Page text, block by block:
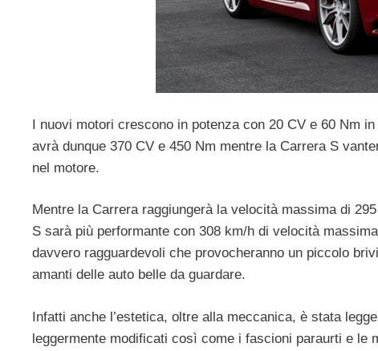
I nuovi motori crescono in potenza con 20 CV e 60 Nm
avrà dunque 370 CV e 450 Nm mentre la Carrera S
nel motore.
Mentre la Carrera raggiungerà la velocità massima di
S sarà più performante con 308 km/h di velocità
davvero ragguardevoli che provocheranno un piccolo
amanti delle auto belle da guardare.
Infatti anche l’estetica, oltre alla meccanica, è stata
leggermente modificati così come i fascioni paraurti e le